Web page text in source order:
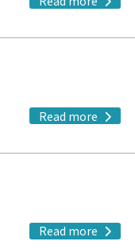
Read more
Read more